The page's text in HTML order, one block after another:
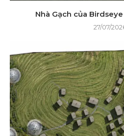
Nhà Gạch của
27/07/